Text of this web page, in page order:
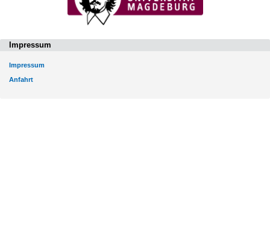
Impressum
Impressum
Anfahrt